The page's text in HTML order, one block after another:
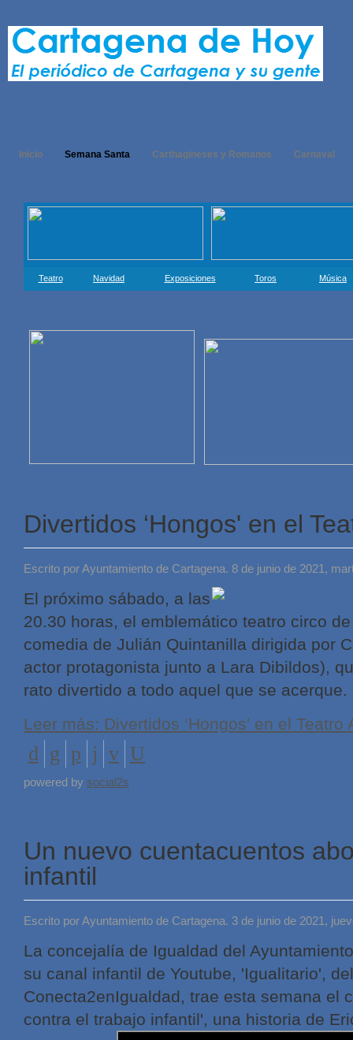
Inicio Semana Santa Carthagineses y Romanos Carnaval
Teatro Navidad Exposiciones Toros Música
Divertidos ‘Hongos' en el
Escrito por Ayuntamiento de Cartagena. 8 de junio de 2021,
El próximo sábado, a las
20.30 horas, el emblemático teatro circo
comedia de Julián Quintanilla dirigida por
actor protagonista junto a Lara Dibildos),
rato divertido a todo aquel que se
Leer más: Divertidos ‘Hongos' en el Teatro
powered by social2s
Un nuevo cuentacuentos
infantil
Escrito por Ayuntamiento de Cartagena. 3 de junio de 2021,
La concejalía de Igualdad del
su canal infantil de Youtube, 'Igualitario',
Conecta2enIgualdad, trae esta semana el
contra el trabajo infantil', una historia de